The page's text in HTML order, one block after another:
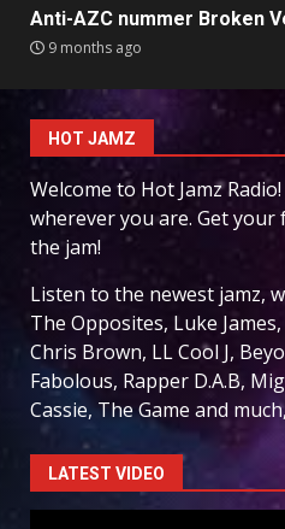
Anti-AZC nummer Broken
9 months ago
HOT JAMZ
Welcome to Hot Jamz
wherever you are. Get
the jam!
Listen to the newest jamz,
The Opposites, Luke
Chris Brown, LL Cool J,
Fabolous, Rapper D.A.B,
Cassie, The Game and
LATEST VIDEO